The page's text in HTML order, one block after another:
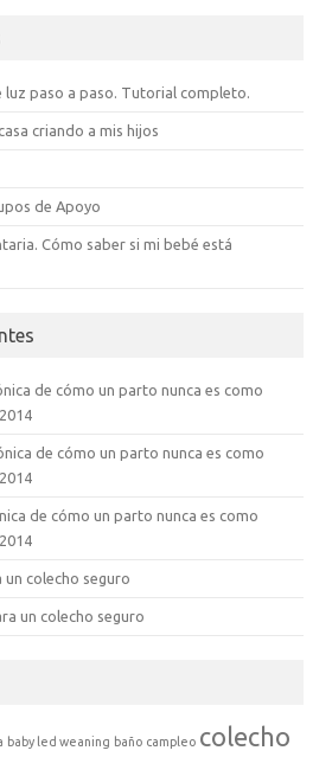
luz paso a paso. Tutorial completo.
criando a mis hijos
de Apoyo
Cómo saber si mi bebé está
de cómo un parto nunca es como
de cómo un parto nunca es como
de cómo un parto nunca es como
un colecho seguro
un colecho seguro
baby led weaning baño campleo colecho